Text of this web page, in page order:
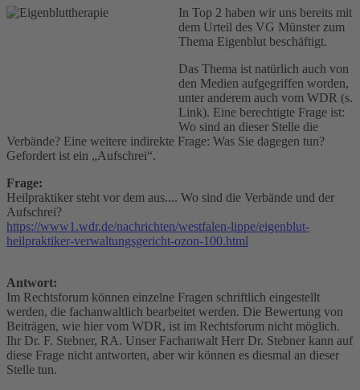
In Top 2 haben wir uns bereits mit
dem Urteil des VG Münster zum
Thema Eigenblut beschäftigt.
Das Thema ist natürlich auch von
den Medien aufgegriffen worden,
unter anderem auch vom WDR (s.
Link). Eine berechtigte Frage ist:
Wo sind an dieser Stelle die
Verbände? Eine weitere indirekte Frage: Was Sie dagegen tun?
Gefordert ist ein „Aufschrei“.
Frage:
Heilpraktiker steht vor dem aus.... Wo sind die Verbände und der
Aufschrei?
https://www1.wdr.de/nachrichten/westfalen-lippe/eigenblut-
heilpraktiker-verwaltungsgericht-ozon-100.html
Antwort:
Im Rechtsforum können einzelne Fragen schriftlich eingestellt
werden, die fachanwaltlich bearbeitet werden. Die Bewertung von
Beiträgen, wie hier vom WDR, ist im Rechtsforum nicht möglich.
Ihr Dr. F. Stebner, RA. Unser Fachanwalt Herr Dr. Stebner kann auf
diese Frage nicht antworten, aber wir können es diesmal an dieser
Stelle tun.